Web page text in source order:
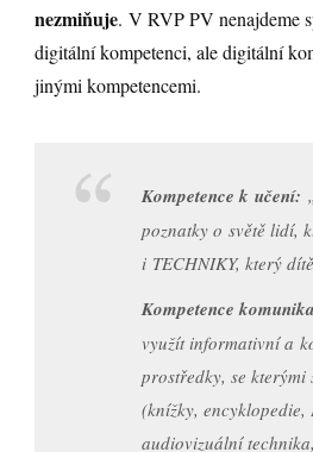
nezmiňuje. V RVP PV nenajdeme
digitální kompetenci, ale digitální
jinými kompetencemi.
Kompetence k učení:
poznatky o světě lidí,
i TECHNIKY, který
Kompetence
využít informativní a
prostředky, se kterými
(knížky, encyklopedie,
audiovizuální